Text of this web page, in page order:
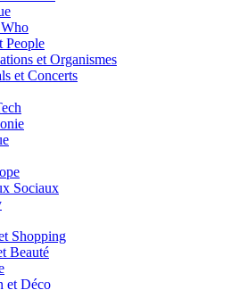
People
et Organismes
et Concerts
Sociaux
Shopping
Beauté
et Déco